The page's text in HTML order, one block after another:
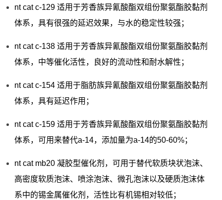
nt cat c-129 适用于芳香族异氰酸酯双组份聚氨酯胶黏剂
体系，具有很强的延迟效果，与水的稳定性较强；
nt cat c-138 适用于芳香族异氰酸酯双组份聚氨酯胶黏剂
体系，中等催化活性，良好的流动性和耐水解性；
nt cat c-154 适用于脂肪族异氰酸酯双组份聚氨酯胶黏剂
体系，具有延迟作用；
nt cat c-159 适用于芳香族异氰酸酯双组份聚氨酯胶黏剂
体系，可用来替代a-14，添加量为a-14的50-60%；
nt cat mb20 凝胶型催化剂，可用于替代软质块状泡沫、
高密度软质泡沫、喷涂泡沫、微孔泡沫以及硬质泡沫体
系中的锡金属催化剂，活性比有机锡相对较低；